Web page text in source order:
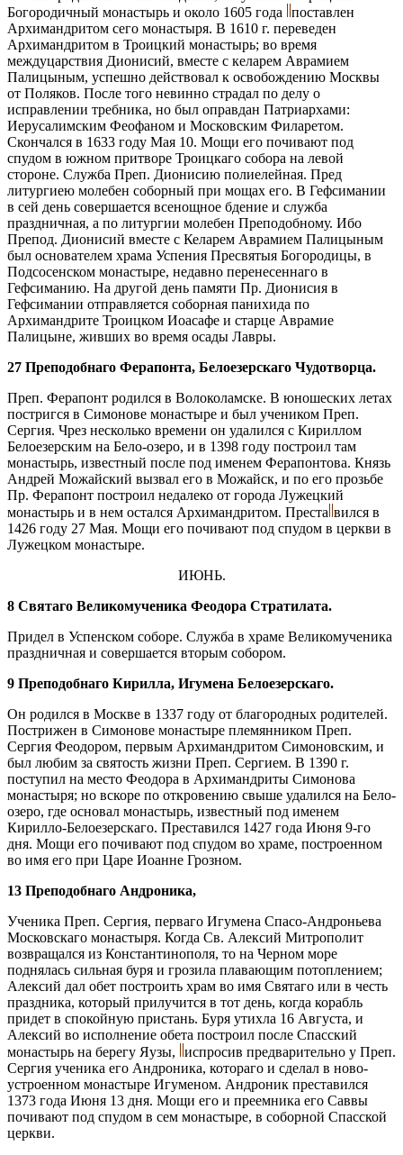
Богородичный монастырь и около 1605 года поставлен
Архимандритом сего монастыря. В 1610 г. переведен
Архимандритом в Троицкий монастырь; во время
междуцарствия Дионисий, вместе с келарем Аврамием
Палицыным, успешно действовал к освобождению Москвы
от Поляков. После того невинно страдал по делу о
исправлении требника, но был оправдан Патриархами:
Иерусалимским Феофаном и Московским Филаретом.
Скончался в 1633 году Мая 10. Мощи его почивают под
спудом в южном притворе Троицкаго собора на левой
стороне. Служба Преп. Дионисию полиелейная. Пред
литургиею молебен соборный при мощах его. В Гефсимании
в сей день совершается всенощное бдение и служба
праздничная, а по литургии молебен Преподобному. Ибо
Препод. Дионисий вместе с Келарем Аврамием Палицыным
был основателем храма Успения Пресвятыя Богородицы, в
Подсосенском монастыре, недавно перенесеннаго в
Гефсиманию. На другой день памяти Пр. Дионисия в
Гефсимании отправляется соборная панихида по
Архимандрите Троицком Иоасафе и старце Аврамие
Палицыне, живших во время осады Лавры.
27 Преподобнаго Ферапонта, Белоезерскаго Чудотворца.
Преп. Ферапонт родился в Волоколамске. В юношеских летах
постригся в Симонове монастыре и был учеником Преп.
Сергия. Чрез несколько времени он удалился с Кириллом
Белоезерским на Бело-озеро, и в 1398 году построил там
монастырь, известный после под именем Ферапонтова. Князь
Андрей Можайский вызвал его в Можайск, и по его прозьбе
Пр. Ферапонт построил недалеко от города Лужецкий
монастырь и в нем остался Архимандритом. Преста вился в
1426 году 27 Мая. Мощи его почивают под спудом в церкви в
Лужецком монастыре.
ИЮНЬ.
8 Святаго Великомученика Феодора Стратилата.
Придел в Успенском соборе. Служба в храме Великомученика
праздничная и совершается вторым собором.
9 Преподобнаго Кирилла, Игумена Белоезерскаго.
Он родился в Москве в 1337 году от благородных родителей.
Пострижен в Симонове монастыре племянником Преп.
Сергия Феодором, первым Архимандритом Симоновским, и
был любим за святость жизни Преп. Сергием. В 1390 г.
поступил на место Феодора в Архимандриты Симонова
монастыря; но вскоре по откровению свыше удалился на Бело-
озеро, где основал монастырь, известный под именем
Кирилло-Белоезерскаго. Преставился 1427 года Июня 9-го
дня. Мощи его почивают под спудом во храме, построенном
во имя его при Царе Иоанне Грозном.
13 Преподобнаго Андроника,
Ученика Преп. Сергия, перваго Игумена Спасо-Андроньева
Московскаго монастыря. Когда Св. Алексий Митрополит
возвращался из Константинополя, то на Черном море
поднялась сильная буря и грозила плавающим потоплением;
Алексий дал обет построить храм во имя Святаго или в честь
праздника, который прилучится в тот день, когда корабль
придет в спокойную пристань. Буря утихла 16 Августа, и
Алексий во исполнение обета построил после Спасский
монастырь на берегу Яузы,
испросив предварительно у Преп.
Сергия ученика его Андроника, котораго и сделал в ново-
устроенном монастыре Игуменом. Андроник преставился
1373 года Июня 13 дня. Мощи его и преемника его Саввы
почивают под спудом в сем монастыре, в соборной Спасской
церкви.